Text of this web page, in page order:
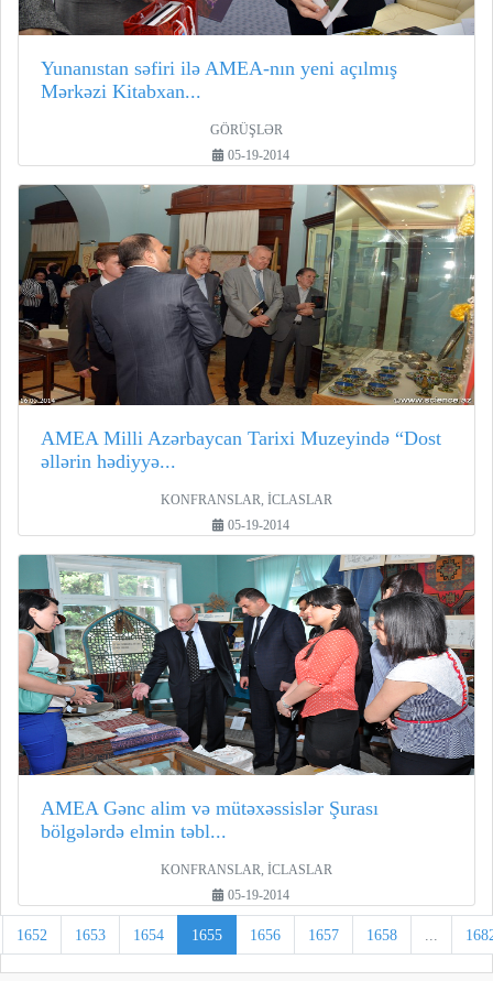
Yunanıstan səfiri ilə AMEA-nın yeni açılmış
Mərkəzi Kitabxan...
GÖRÜŞLƏR
05-19-2014
AMEA Milli Azərbaycan Tarixi Muzeyində “Dost
əllərin hədiyyə...
KONFRANSLAR, İCLASLAR
05-19-2014
AMEA Gənc alim və mütəxəssislər Şurası
bölgələrdə elmin təbl...
KONFRANSLAR, İCLASLAR
05-19-2014
1652 1653 1654 1655 1656 1657 1658 ...